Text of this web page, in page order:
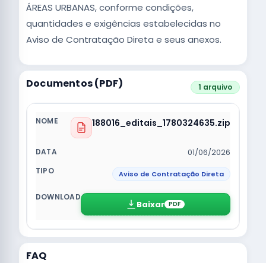
ÁREAS URBANAS, conforme condições,
quantidades e exigências estabelecidas no
Aviso de Contratação Direta e seus anexos.
Documentos (PDF) 1 arquivo
188016_editais_1780324635.zip
01/06/2026
Aviso de Contratação Direta
Baixar PDF
FAQ